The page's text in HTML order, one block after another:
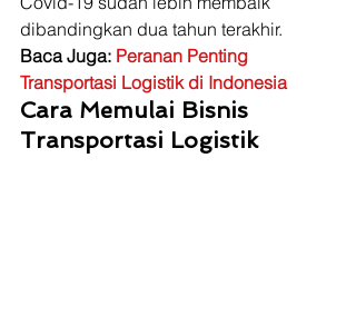
dibandingkan dua tahun terakhir.
Baca Juga: Peranan Penting
Transportasi Logistik di Indonesia
Cara Memulai Bisnis
Transportasi Logistik